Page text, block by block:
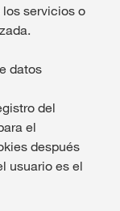
servicios o
datos
del
el
después
usuario es el